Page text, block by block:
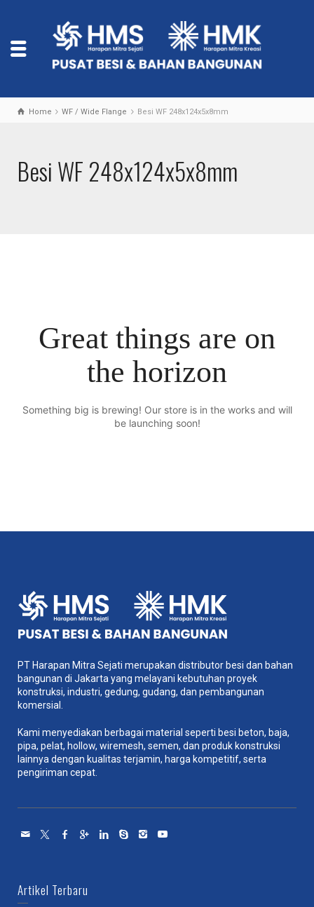
Home WF / Wide Flange Besi WF 248x124x5x8mm
Besi WF 248x124x5x8mm
Great things are on
the horizon
Something big is brewing! Our store is in the works and will
be launching soon!
PT Harapan Mitra Sejati merupakan distributor besi dan bahan
bangunan di Jakarta yang melayani kebutuhan proyek
konstruksi, industri, gedung, gudang, dan pembangunan
komersial.
Kami menyediakan berbagai material seperti besi beton, baja,
pipa, pelat, hollow, wiremesh, semen, dan produk konstruksi
lainnya dengan kualitas terjamin, harga kompetitif, serta
pengiriman cepat.
Artikel Terbaru